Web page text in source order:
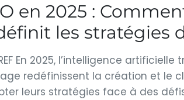
en 2025 :
les stratégies
En 2025, l’intelligence
redéfinissent la création et le
leurs stratégies face à des